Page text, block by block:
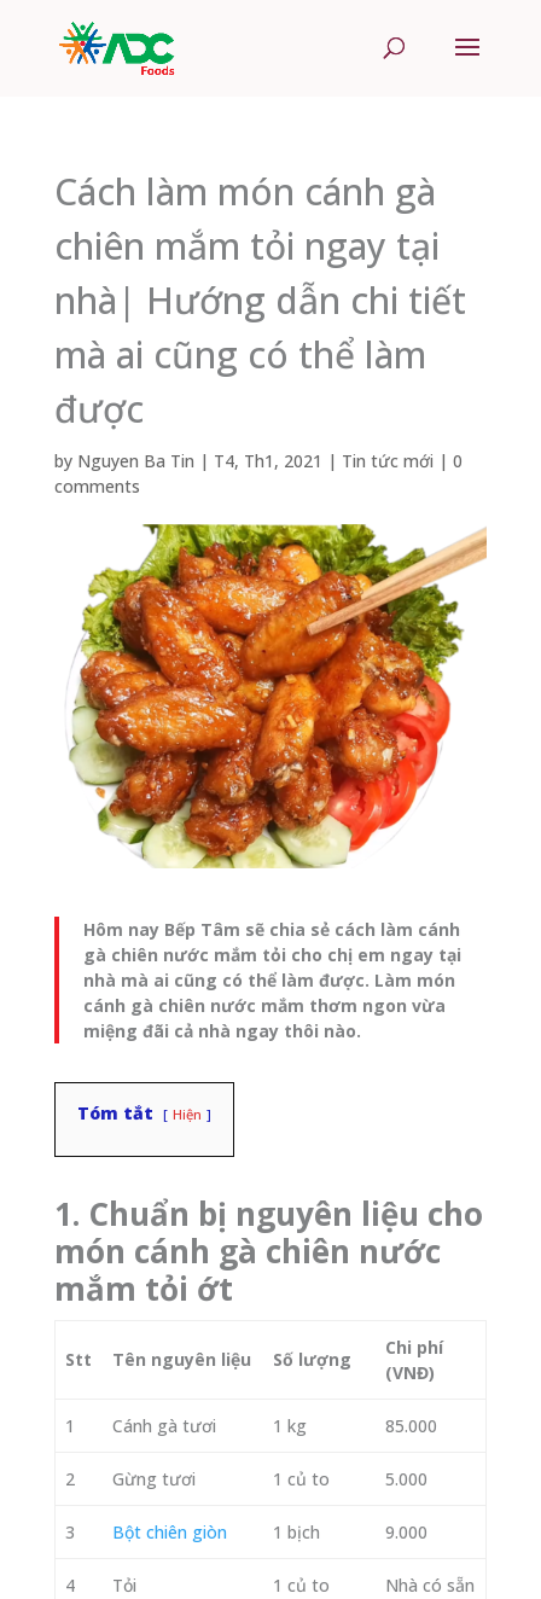
Cách làm món cánh gà
chiên mắm tỏi ngay tại
nhà| Hướng dẫn chi tiết
mà ai cũng có thể làm
được
by Nguyen Ba Tin | T4, Th1, 2021 | Tin tức mới | 0
comments
Hôm nay Bếp Tâm sẽ chia sẻ cách làm cánh
gà chiên nước mắm tỏi cho chị em ngay tại
nhà mà ai cũng có thể làm được. Làm món
cánh gà chiên nước mắm thơm ngon vừa
miệng đãi cả nhà ngay thôi nào.
Tóm tắt Hiện
1. Chuẩn bị nguyên liệu cho
món cánh gà chiên nước
mắm tỏi ớt
Stt Tên nguyên liệu Số lượng
Chi phí
(VNĐ)
1 Cánh gà tươi 1 kg 85.000
2 Gừng tươi 1 củ to 5.000
3 Bột chiên giòn 1 bịch 9.000
4 Tỏi 1 củ to Nhà có sẵn